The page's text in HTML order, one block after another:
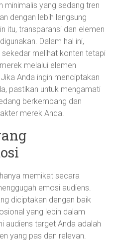
minimalis yang sedang tren
dengan lebih langsung
itu, transparansi dan elemen
Dalam hal ini,
sekedar melihat konten tetapi
melalui elemen
Anda ingin menciptakan
pastikan untuk mengamati
berkembang dan
merek Anda.
memikat secara
emosi audiens.
diciptakan dengan baik
yang lebih dalam
audiens target Anda adalah
yang pas dan relevan.